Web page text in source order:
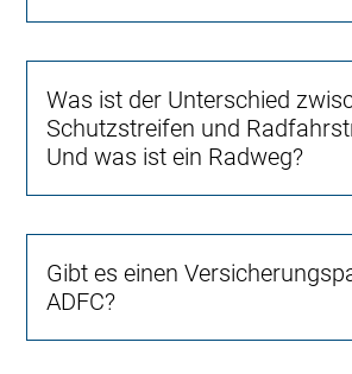
Was ist der Unterschied
Schutzstreifen und
Und was ist ein Radweg?
Gibt es einen
ADFC?